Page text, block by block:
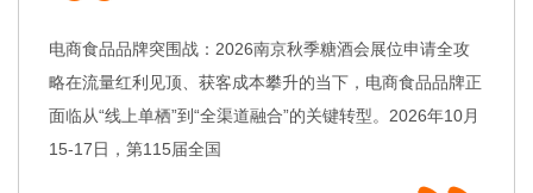
电商食品品牌突围战：2026南京秋季糖酒会展位申请全攻
略在流量红利见顶、获客成本攀升的当下，电商食品品牌正
面临从“线上单栖”到“全渠道融合”的关键转型。2026年10月
15-17日，第115届全国